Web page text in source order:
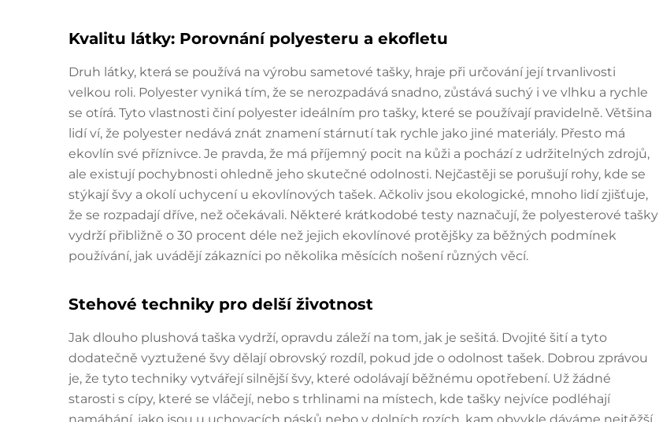
Kvalitu látky: Porovnání polyesteru a ekofletu
Druh látky, která se používá na výrobu sametové tašky, hraje při určování její trvanlivosti
velkou roli. Polyester vyniká tím, že se nerozpadává snadno, zůstává suchý i ve vlhku a rychle
se otírá. Tyto vlastnosti činí polyester ideálním pro tašky, které se používají pravidelně. Většina
lidí ví, že polyester nedává znát znamení stárnutí tak rychle jako jiné materiály. Přesto má
ekovlín své příznivce. Je pravda, že má příjemný pocit na kůži a pochází z udržitelných zdrojů,
ale existují pochybnosti ohledně jeho skutečné odolnosti. Nejčastěji se porušují rohy, kde se
stýkají švy a okolí uchycení u ekovlínových tašek. Ačkoliv jsou ekologické, mnoho lidí zjišťuje,
že se rozpadají dříve, než očekávali. Některé krátkodobé testy naznačují, že polyesterové tašky
vydrží přibližně o 30 procent déle než jejich ekovlínové protějšky za běžných podmínek
používání, jak uvádějí zákazníci po několika měsících nošení různých věcí.
Stehové techniky pro delší životnost
Jak dlouho plushová taška vydrží, opravdu záleží na tom, jak je sešitá. Dvojité šití a tyto
dodatečně vyztužené švy dělají obrovský rozdíl, pokud jde o odolnost tašek. Dobrou zprávou
je, že tyto techniky vytvářejí silnější švy, které odolávají běžnému opotřebení. Už žádné
starosti s cípy, které se vláčejí, nebo s trhlinami na místech, kde tašky nejvíce podléhají